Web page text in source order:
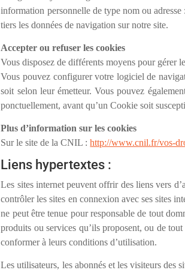
information personnelle de type nom ou
tiers les données de navigation sur notre site.
Accepter ou refuser les cookies
Vous disposez de différents moyens pour gérer
Vous pouvez configurer votre logiciel de
soit selon leur émetteur. Vous pouvez
ponctuellement, avant qu’un Cookie soit
Plus d’information sur les cookies
Sur le site de la CNIL :http://www.cnil.fr/vos-
Liens hypertextes :
Les sites internet peuvent offrir des liens vers
contrôler les sites en connexion avec ses sites
ne peut être tenue pour responsable de tout
produits ou services qu’ils proposent, ou de
conformer à leurs conditions d’utilisation.
Les utilisateurs, les abonnés et les visiteurs des